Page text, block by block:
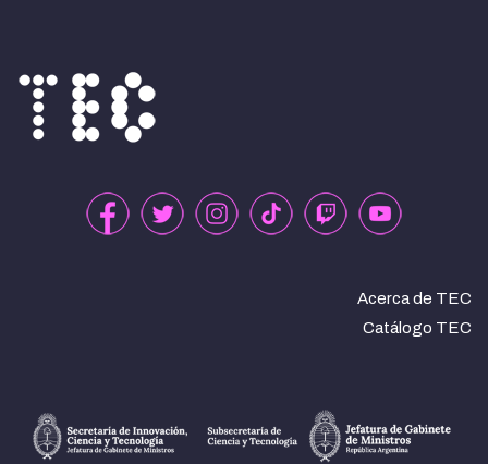
Acerca de TEC
Catálogo TEC